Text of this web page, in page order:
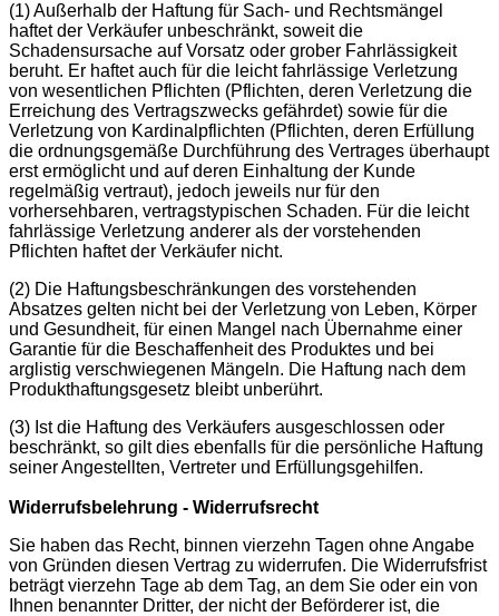
(1) Außerhalb der Haftung für Sach- und Rechtsmängel
haftet der Verkäufer unbeschränkt, soweit die
Schadensursache auf Vorsatz oder grober Fahrlässigkeit
beruht. Er haftet auch für die leicht fahrlässige Verletzung
von wesentlichen Pflichten (Pflichten, deren Verletzung die
Erreichung des Vertragszwecks gefährdet) sowie für die
Verletzung von Kardinalpflichten (Pflichten, deren Erfüllung
die ordnungsgemäße Durchführung des Vertrages überhaupt
erst ermöglicht und auf deren Einhaltung der Kunde
regelmäßig vertraut), jedoch jeweils nur für den
vorhersehbaren, vertragstypischen Schaden. Für die leicht
fahrlässige Verletzung anderer als der vorstehenden
Pflichten haftet der Verkäufer nicht.
(2) Die Haftungsbeschränkungen des vorstehenden
Absatzes gelten nicht bei der Verletzung von Leben, Körper
und Gesundheit, für einen Mangel nach Übernahme einer
Garantie für die Beschaffenheit des Produktes und bei
arglistig verschwiegenen Mängeln. Die Haftung nach dem
Produkthaftungsgesetz bleibt unberührt.
(3) Ist die Haftung des Verkäufers ausgeschlossen oder
beschränkt, so gilt dies ebenfalls für die persönliche Haftung
seiner Angestellten, Vertreter und Erfüllungsgehilfen.
Widerrufsbelehrung - Widerrufsrecht
Sie haben das Recht, binnen vierzehn Tagen ohne Angabe
von Gründen diesen Vertrag zu widerrufen. Die Widerrufsfrist
beträgt vierzehn Tage ab dem Tag, an dem Sie oder ein von
Ihnen benannter Dritter, der nicht der Beförderer ist, die